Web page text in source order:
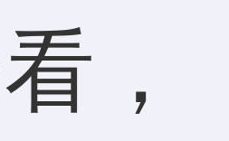
，